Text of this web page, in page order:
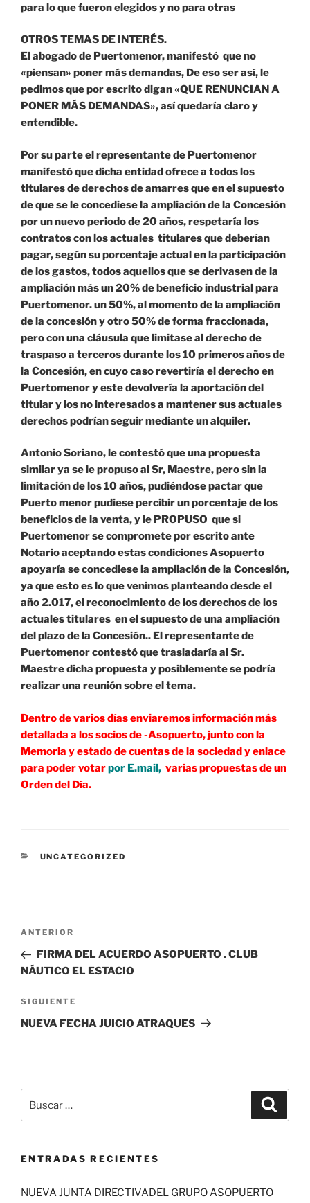
para lo que fueron elegidos y no para otras
OTROS TEMAS DE INTERÉS.
El abogado de Puertomenor, manifestó que no
«piensan» poner más demandas, De eso ser así, le
pedimos que por escrito digan «QUE RENUNCIAN A
PONER MÁS DEMANDAS», así quedaría claro y
entendible.
Por su parte el representante de Puertomenor
manifestó que dicha entidad ofrece a todos los
titulares de derechos de amarres que en el supuesto
de que se le concediese la ampliación de la Concesión
por un nuevo periodo de 20 años, respetaría los
contratos con los actuales titulares que deberían
pagar, según su porcentaje actual en la participación
de los gastos, todos aquellos que se derivasen de la
ampliación más un 20% de beneficio industrial para
Puertomenor. un 50%, al momento de la ampliación
de la concesión y otro 50% de forma fraccionada,
pero con una cláusula que limitase al derecho de
traspaso a terceros durante los 10 primeros años de
la Concesión, en cuyo caso revertiría el derecho en
Puertomenor y este devolvería la aportación del
titular y los no interesados a mantener sus actuales
derechos podrían seguir mediante un alquiler.
Antonio Soriano, le contestó que una propuesta
similar ya se le propuso al Sr, Maestre, pero sin la
limitación de los 10 años, pudiéndose pactar que
Puerto menor pudiese percibir un porcentaje de los
beneficios de la venta, y le PROPUSO que si
Puertomenor se compromete por escrito ante
Notario aceptando estas condiciones Asopuerto
apoyaría se concediese la ampliación de la Concesión,
ya que esto es lo que venimos planteando desde el
año 2.017, el reconocimiento de los derechos de los
actuales titulares en el supuesto de una ampliación
del plazo de la Concesión.. El representante de
Puertomenor contestó que trasladaría al Sr.
Maestre dicha propuesta y posiblemente se podría
realizar una reunión sobre el tema.
Dentro de varios días enviaremos información más
detallada a los socios de -Asopuerto, junto con la
Memoria y estado de cuentas de la sociedad y enlace
para poder votarpor E.mail, varias propuestas de un
Orden del Día.
CATEGORÍAS
UNCATEGORIZED
Navegación
entradas
Entrada
anterior:
ANTERIOR
FIRMA DEL ACUERDO ASOPUERTO . CLUB
NÁUTICO EL ESTACIO
Siguiente
entrada
SIGUIENTE
NUEVA FECHA JUICIO ATRAQUES
por:
ENTRADAS RECIENTES
NUEVA JUNTA DIRECTIVADEL GRUPO ASOPUERTO